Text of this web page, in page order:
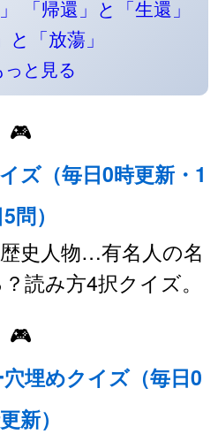
「帰還」と「生還」
と「放蕩」
と見る
🎮
ズ（毎日0時更新・1
問）
史人物…有名人の名
読み方4択クイズ。
🎮
埋めクイズ（毎日0
新）